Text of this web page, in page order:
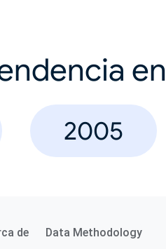
en
2005
de Data Methodology